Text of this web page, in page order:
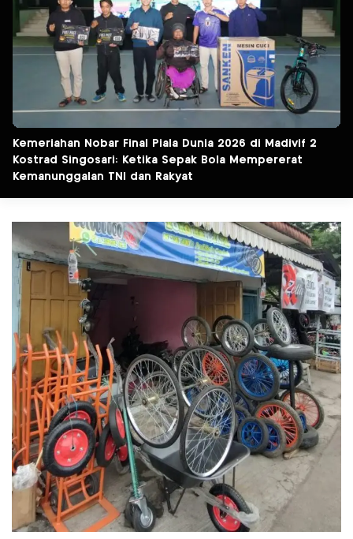
Kemeriahan Nobar Final Piala Dunia 2026 di Madivif 2
Kostrad Singosari: Ketika Sepak Bola Mempererat
Kemanunggalan TNI dan Rakyat